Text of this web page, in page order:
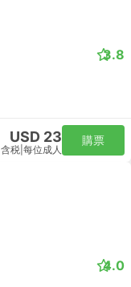
3.8
USD 23
含税 每位成人
購票
4.0